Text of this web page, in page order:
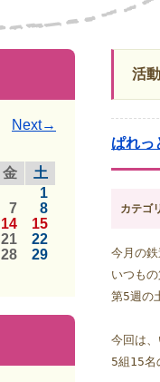
活
ぱれっ
カテゴ
今月の鉄
いつも
第5週の
今回は、
5組15名
Next→
金
土
1
7
8
14
15
21
22
28
29